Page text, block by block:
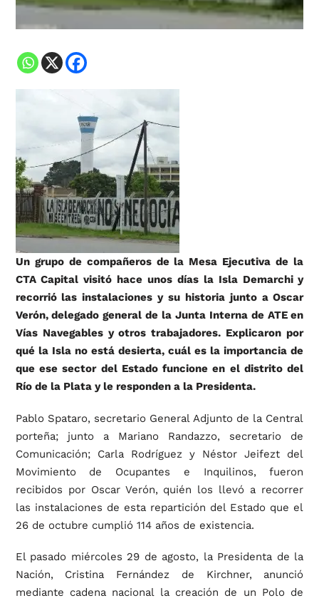
Un grupo de compañeros de la Mesa Ejecutiva de la
CTA Capital visitó hace unos días la Isla Demarchi y
recorrió las instalaciones y su historia junto a Oscar
Verón, delegado general de la Junta Interna de ATE en
Vías Navegables y otros trabajadores. Explicaron por
qué la Isla no está desierta, cuál es la importancia de
que ese sector del Estado funcione en el distrito del
Río de la Plata y le responden a la Presidenta.
Pablo Spataro, secretario General Adjunto de la Central
porteña; junto a Mariano Randazzo, secretario de
Comunicación; Carla Rodríguez y Néstor Jeifezt del
Movimiento de Ocupantes e Inquilinos, fueron
recibidos por Oscar Verón, quién los llevó a recorrer
las instalaciones de esta repartición del Estado que el
26 de octubre cumplió 114 años de existencia.
El pasado miércoles 29 de agosto, la Presidenta de la
Nación, Cristina Fernández de Kirchner, anunció
mediante cadena nacional la creación de un Polo de